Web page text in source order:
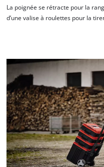
La poignée se rétracte pour la
d’une valise à roulettes pour la